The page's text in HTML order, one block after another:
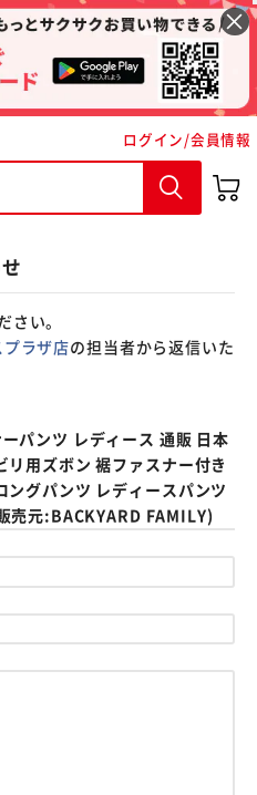
ログイン/会員情報
い。
ラザ店の担当者から返信いた
パンツ レディース 通販 日本
用ズボン 裾ファスナー付き
ングパンツ レディースパンツ
売元:BACKYARD FAMILY)